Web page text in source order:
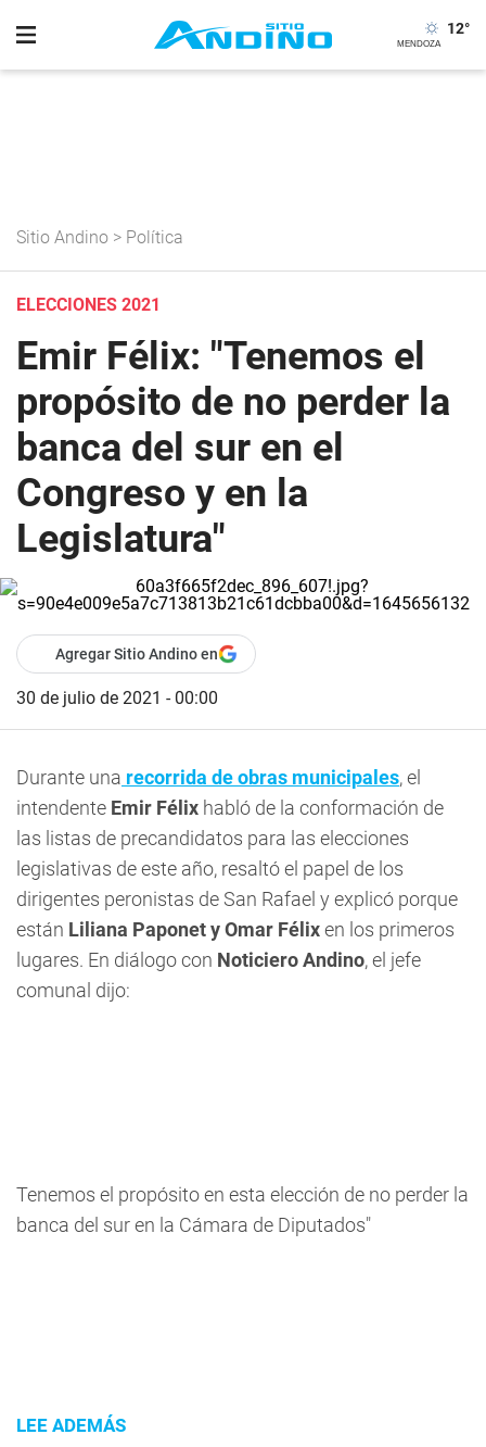
12°
Sitio Andino > Política
ELECCIONES 2021
Emir Félix: "Tenemos el
propósito de no perder la
banca del sur en el
Congreso y en la
Legislatura"
Agregar Sitio Andino en
30 de julio de 2021 - 00:00
Durante una recorrida de obras municipales, el
intendente Emir Félix habló de la conformación de
las listas de precandidatos para las elecciones
legislativas de este año, resaltó el papel de los
dirigentes peronistas de San Rafael y explicó porque
están Liliana Paponet y Omar Félixen los primeros
lugares. En diálogo con Noticiero Andino, el jefe
comunal dijo:
Tenemos el propósito en esta elección de no perder la
banca del sur en la Cámara de Diputados"
LEE ADEMÁS